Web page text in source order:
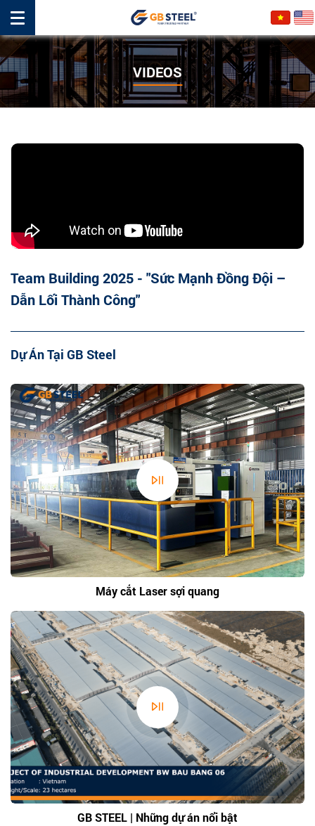
VIDEOS
Team Building 2025 - "Sức Mạnh Đồng Đội –
Dẫn Lối Thành Công"
Dự Án Tại GB Steel
Máy cắt Laser sợi quang
GB STEEL | Những dự án nổi bật